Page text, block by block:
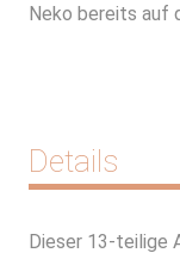
Neko bereits auf
Details
Dieser 13-teilige